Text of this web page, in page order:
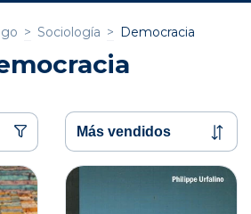
> Sociología > Democracia